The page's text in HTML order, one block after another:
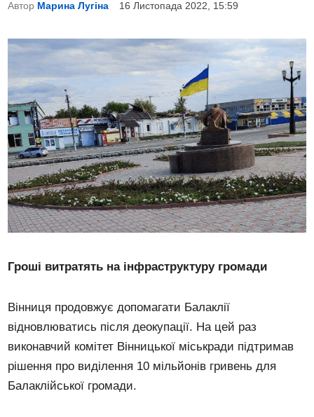
iАвтор Марина Лугіна 16 Листопада 2022, 15:59
Гроші витратять на інфраструктуру громади
Вінниця продовжує допомагати Балаклії
відновлюватись після деокупації. На цей раз
виконавчий комітет Вінницької міськради підтримав
рішення про виділення 10 мільйонів гривень для
Балаклійської громади.